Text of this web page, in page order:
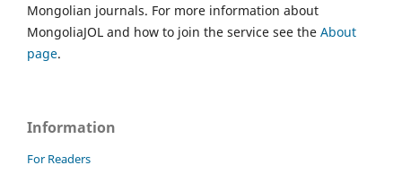
Mongolian journals. For more information about
MongoliaJOL and how to join the service see the About
page.
Information
For Readers